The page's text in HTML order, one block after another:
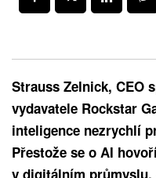
Strauss Zelnick, CEO
vydavatele Rockstar
inteligence nezrychlí
Přestože se o AI
v digitálním průmyslu,